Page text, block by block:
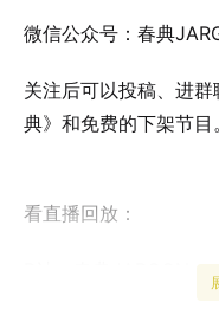
微信公众号：春典
关注后可以投稿、进
典》和免费的下架节目。
看直播回放：